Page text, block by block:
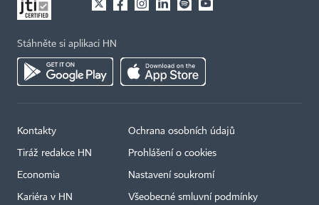
Stáhněte si aplikaci HN
Kontakty
Tiráž redakce HN
Economia
Kariéra v HN
Ochrana osobních údajů
Prohlášení o cookies
Nastavení soukromí
Všeobecné smluvní podmínky